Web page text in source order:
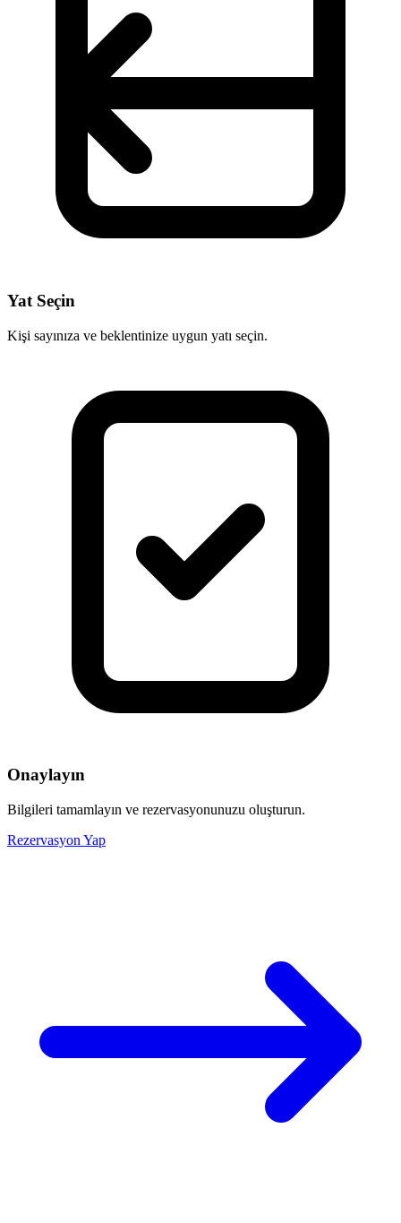
Yat Seçin
Kişi sayınıza ve beklentinize uygun yatı seçin.
Onaylayın
Bilgileri tamamlayın ve rezervasyonunuzu oluşturun.
Rezervasyon Yap